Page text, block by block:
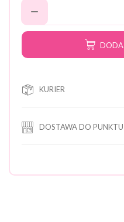
KURIER
DOSTAWA DO